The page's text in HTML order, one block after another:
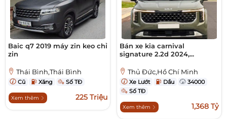
Baic q7 2019 máy zin keo chỉ
zin
Thái Bình,Thái Bình
Cũ Xăng Số TĐ
Xem thêm 225 Triệu
Bán xe kia carnival
signature 2.2d 2024,...
Thủ Đức,Hồ Chí Minh
Xe Lướt Dầu
34000
Số TĐ
Xem thêm 1,368 Tỷ